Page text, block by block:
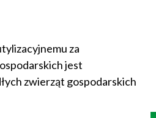
za
jest
zwierząt gospodarskich